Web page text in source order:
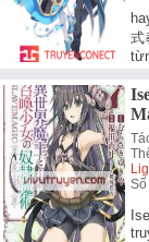
式